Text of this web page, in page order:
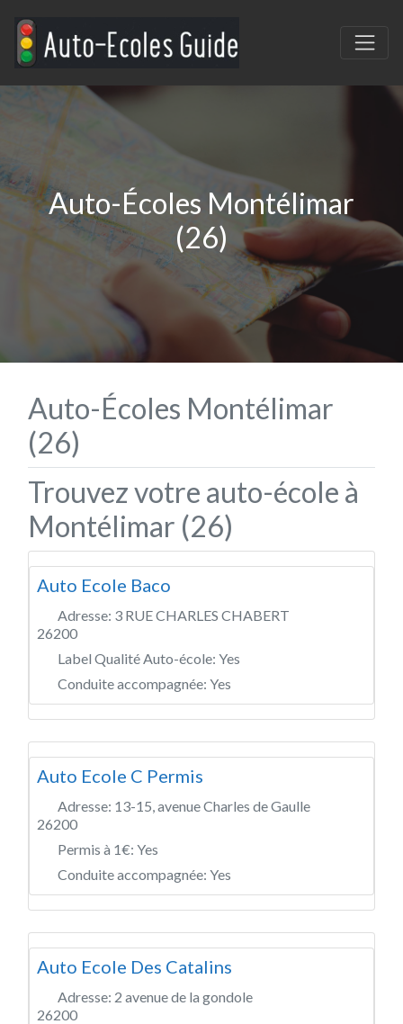
Auto-Écoles Montélimar
(26)
Auto-Écoles Montélimar
(26)
Trouvez votre auto-école à
Montélimar (26)
Auto Ecole Baco
Adresse: 3 RUE CHARLES CHABERT
26200
Label Qualité Auto-école: Yes
Conduite accompagnée: Yes
Auto Ecole C Permis
Adresse: 13-15, avenue Charles de Gaulle
26200
Permis à 1€: Yes
Conduite accompagnée: Yes
Auto Ecole Des Catalins
Adresse: 2 avenue de la gondole
26200